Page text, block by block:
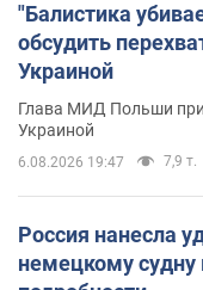
"Балистика
обсудить
Украиной
Глава МИД Польши
Украиной
6.08.2026 19:47 7,9 т.
Россия нанесла
немецкому